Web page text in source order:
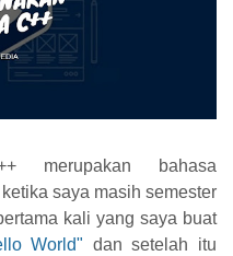
merupakan bahasa
saya masih semester
kali yang saya buat
World" dan setelah itu